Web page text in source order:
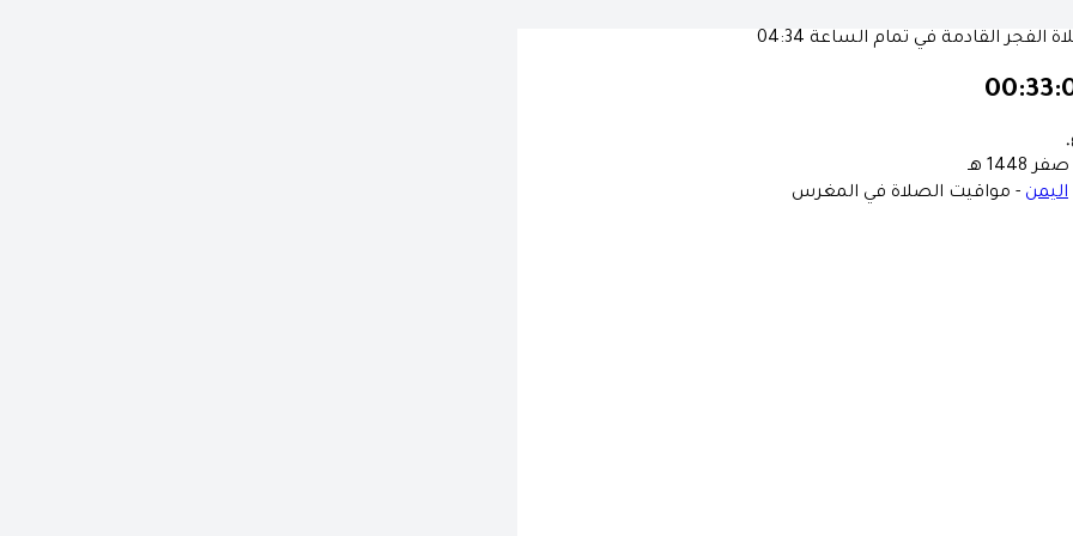
الفجر القادمة في تمام الساعة 04:34
اليمن - مواقيت الصلاة في المغرس